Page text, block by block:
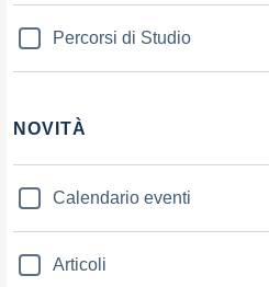
Percorsi di Studio
NOVITÀ
Calendario eventi
Articoli